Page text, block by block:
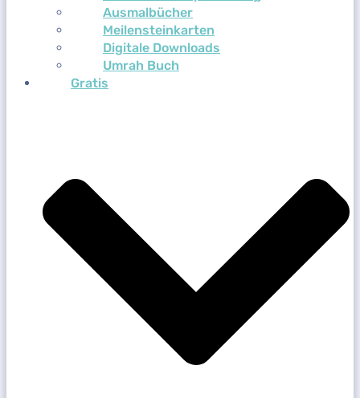
Ausmalbücher
Meilensteinkarten
Digitale Downloads
Umrah Buch
Gratis